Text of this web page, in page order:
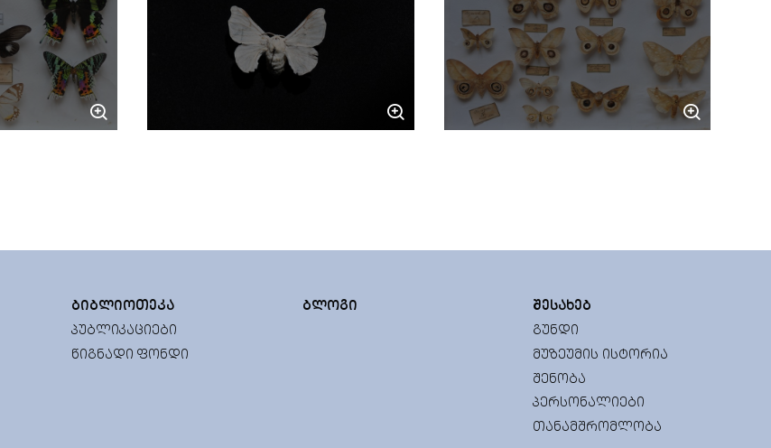
ᲑᲘᲑᲚᲘᲝᲗᲔᲙᲐ
ᲞᲣᲑᲚᲘᲙᲐᲪᲘᲔᲑᲘ
ᲬᲘᲒᲜᲐᲓᲘ ᲤᲝᲜᲓᲘ
ᲑᲚᲝᲒᲘ
ᲨᲔᲡᲐᲮᲔᲑ
ᲒᲣᲜᲓᲘ
ᲛᲣᲖᲔᲣᲛᲘᲡ ᲘᲡᲢᲝᲠᲘᲐ
ᲨᲔᲜᲝᲑᲐ
ᲞᲔᲠᲡᲝᲜᲐᲚᲘᲔᲑᲘ
ᲗᲐᲜᲐᲛᲨᲠᲝᲛᲚᲝᲑᲐ